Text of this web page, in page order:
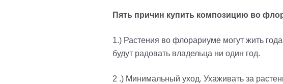
Пять причин купить композицию во
1.) Растения во флорариуме могут жить
будут радовать владельца ни один год.
2 .) Минимальный уход. Ухаживать за